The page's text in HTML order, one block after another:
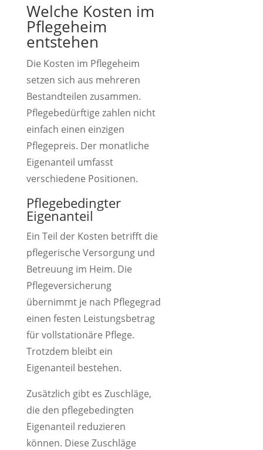
Welche Kosten im
Pflegeheim
entstehen
Die Kosten im Pflegeheim
setzen sich aus mehreren
Bestandteilen zusammen.
Pflegebedürftige zahlen nicht
einfach einen einzigen
Pflegepreis. Der monatliche
Eigenanteil umfasst
verschiedene Positionen.
Pflegebedingter
Eigenanteil
Ein Teil der Kosten betrifft die
pflegerische Versorgung und
Betreuung im Heim. Die
Pflegeversicherung
übernimmt je nach Pflegegrad
einen festen Leistungsbetrag
für vollstationäre Pflege.
Trotzdem bleibt ein
Eigenanteil bestehen.
Zusätzlich gibt es Zuschläge,
die den pflegebedingten
Eigenanteil reduzieren
können. Diese Zuschläge